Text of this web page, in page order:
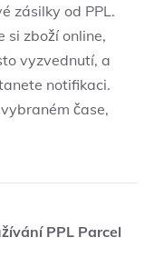
zásilky od PPL.
si zboží online,
vyzvednutí, a
notifikaci.
čase,
PPL Parcel